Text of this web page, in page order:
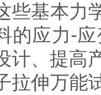
些基本力
的应力-
计、提高
拉伸万能